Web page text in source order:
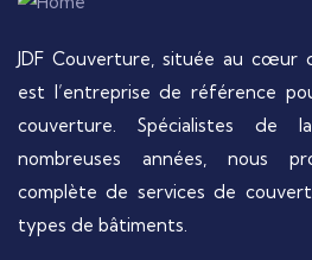
JDF Couverture, située au cœur
est l’entreprise de référence
couverture. Spécialistes
nombreuses années, nous
complète de services de
types de bâtiments.